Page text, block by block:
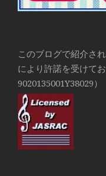
このブログで紹介さ
により許諾を受けて
9020135001Y38029）